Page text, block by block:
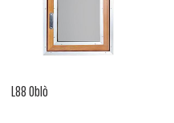
L88 Oblò